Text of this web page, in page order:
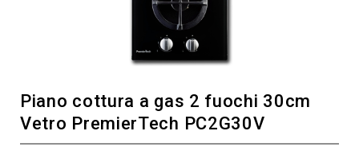
Piano cottura a gas 2 fuochi 30cm
Vetro PremierTech PC2G30V